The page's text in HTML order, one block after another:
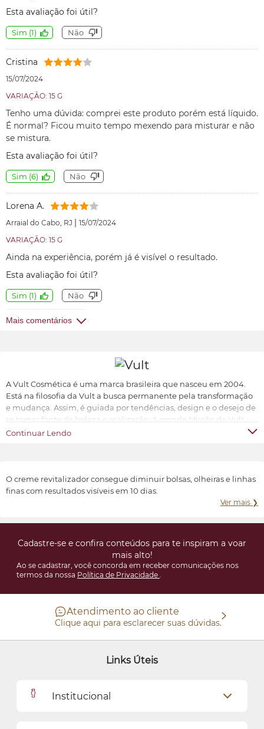
Esta avaliação foi útil?
Sim (1) Não
Cristina
15/07/2024
VARIAÇÃO: 15 G
Tenho uma dúvida: comprei este produto porém está líquido.
É normal? Ficou muito tempo mexendo para misturar e não
se mistura.
Esta avaliação foi útil?
Sim (6) Não
Lorena A.
Arraial do Cabo, RJ | 15/07/2024
VARIAÇÃO: 15 G
Ainda na experiência, porém já é visível o resultado.
Esta avaliação foi útil?
Sim (1) Não
Mais comentários
A Vult Cosmética é uma marca brasileira que nasceu em 2004.
Está na filosofia da Vult a busca permanente pela transformação
e mudança. Assim, é guiada por tendências, design e o desejo de
se tornar fonte de beleza e realização. A grande Missão da Vult
Cosmética é oferecer ao universo feminino a possibilidade de ter
Continuar Lendo
O creme revitalizador consegue diminuir bolsas, olheiras e linhas
finas com resultados visíveis em 10 dias.
Ver mais ❯
Cadastre-se e confira conteúdos para te inspiram a voar
mais alto!
Ao se cadastrar, você concorda em receber comunicações nos
termos da nossa Política de Privacidade .
Atendimento ao cliente
Clique aqui para esclarecer suas dúvidas.
Links Úteis
Institucional